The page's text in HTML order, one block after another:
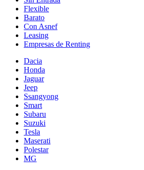
Flexible
Barato
Con Asnef
Leasing
Empresas de Renting
Dacia
Honda
Jaguar
Jeep
Ssangyong
Smart
Subaru
Suzuki
Tesla
Maserati
Polestar
MG